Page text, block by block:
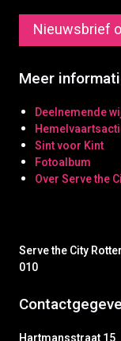
Nieuwsbrief
Meer
Deelnemende
Sint voor Kint
Fotoalbum
Over Serve the
Serve the City
010